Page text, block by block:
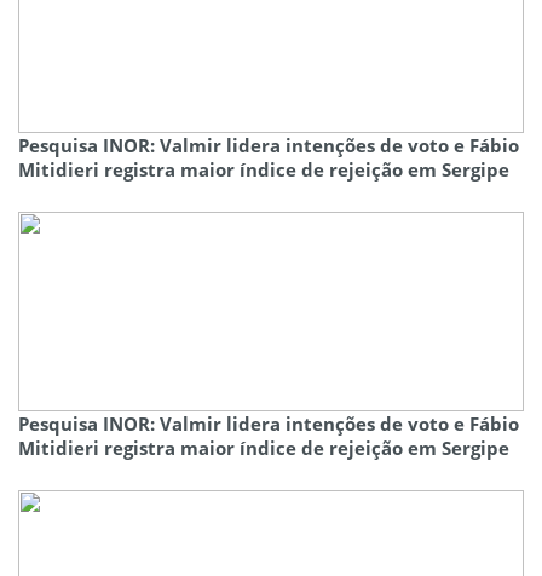
Pesquisa INOR: Valmir lidera intenções de voto e Fábio
Mitidieri registra maior índice de rejeição em Sergipe
Pesquisa INOR: Valmir lidera intenções de voto e Fábio
Mitidieri registra maior índice de rejeição em Sergipe